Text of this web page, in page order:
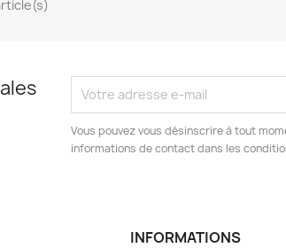
Vous pouvez vous désinscrire à tout
informations de contact dans les
INFORMATIONS